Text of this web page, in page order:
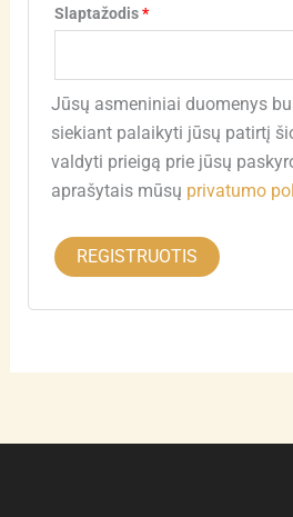
Slaptažodis*
Jūsų asmeniniai duomenys
siekiant palaikyti jūsų patirtį
valdyti prieigą prie jūsų
aprašytais mūsų privatumo
REGISTRUOTIS